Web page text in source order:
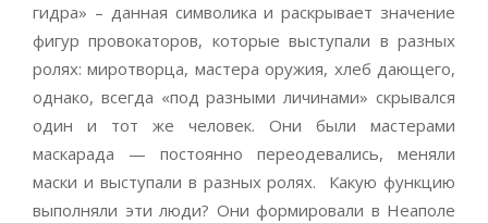
гидра» – данная символика и раскрывает значение
фигур провокаторов, которые выступали в разных
ролях: миротворца, мастера оружия, хлеб дающего,
однако, всегда «под разными личинами» скрывался
один и тот же человек. Они были мастерами
маскарада — постоянно переодевались, меняли
маски и выступали в разных ролях. Какую функцию
выполняли эти люди? Они формировали в Неаполе